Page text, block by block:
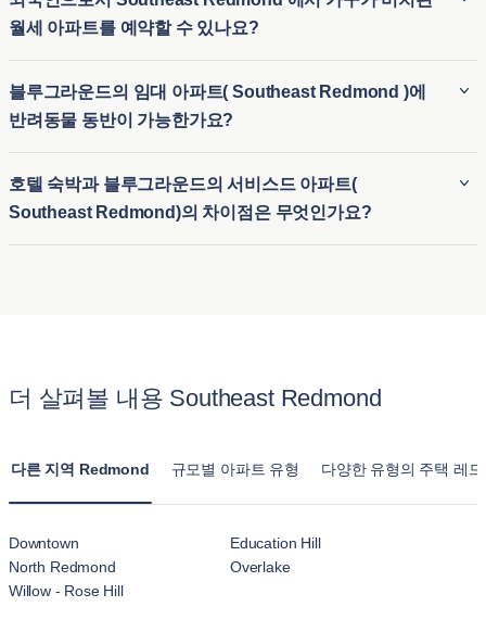
최소 숙박 기간은 일반적으로 30 박 입니다. 따라서 가구가 완
비된 장기 임대 숙소( Southeast Redmond )와 임시 숙소가 필
요한 단기 숙소 옵션 모두에 이상적입니다. 블루그라운드는 이
사 또는 장기 방문 등 다양한 체류 기간에 유연하게 대응할 수
있습니다.
월세 아파트를 예약할 수 있나요?
므로 외국인도 Southeast Redmond 에서 월세 아파트를 쉽게
예약할 수 있습니다. 비즈니스나 레저를 위해 Southeast
Redmond 에서 월세 아파트를 찾고 계신다면, 블루그라운드는
도시에 익숙하지 않은 분들에게 유연하고 편리한 임시 주거 옵
션을 제공합니다. 따라서 외국인이나 여행객은 장기 계약 없이
도 가구가 완비된 숙소에 쉽게 정착할 수 있습니다.
블루그라운드의 임대 아파트( Southeast Redmond )에
반려동물 동반이 가능한가요?
는 반려동물 친화적이어서 세입자가 반려동물을 동반할 수 있
습니다. Southeast Redmond 의 반려동물 동반 가능 아파트는
공원 및 반려동물에게 적합한 기타 편의시설 근처에 위치한 숙
호텔 숙박과 블루그라운드의 서비스드 아파트(
Southeast Redmond)의 차이점은 무엇인가요?
어 호텔 숙박시설의 일시적인 느낌보다는 집과 같은 느낌을 줍
더 살펴볼 내용 Southeast Redmond
다른 지역 Redmond 규모별 아파트 유형 다양한 유형의 주택 레
Downtown
Education Hill
North Redmond
Overlake
Willow - Rose Hill